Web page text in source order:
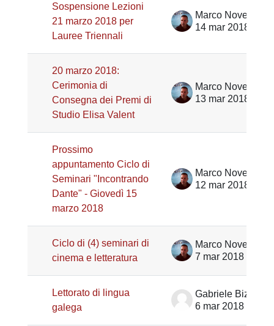
Sospensione Lezioni
21 marzo 2018 per
Lauree Triennali
Marco Noventa
14 mar 2018
20 marzo 2018:
Cerimonia di
Consegna dei Premi di
Studio Elisa Valent
Marco Noventa
13 mar 2018
Prossimo
appuntamento Ciclo di
Seminari "Incontrando
Dante" - Giovedì 15
marzo 2018
Marco Noventa
12 mar 2018
Ciclo di (4) seminari di
cinema e letteratura
Marco Noventa
7 mar 2018
Lettorato di lingua
galega
Gabriele Bizzarri
6 mar 2018